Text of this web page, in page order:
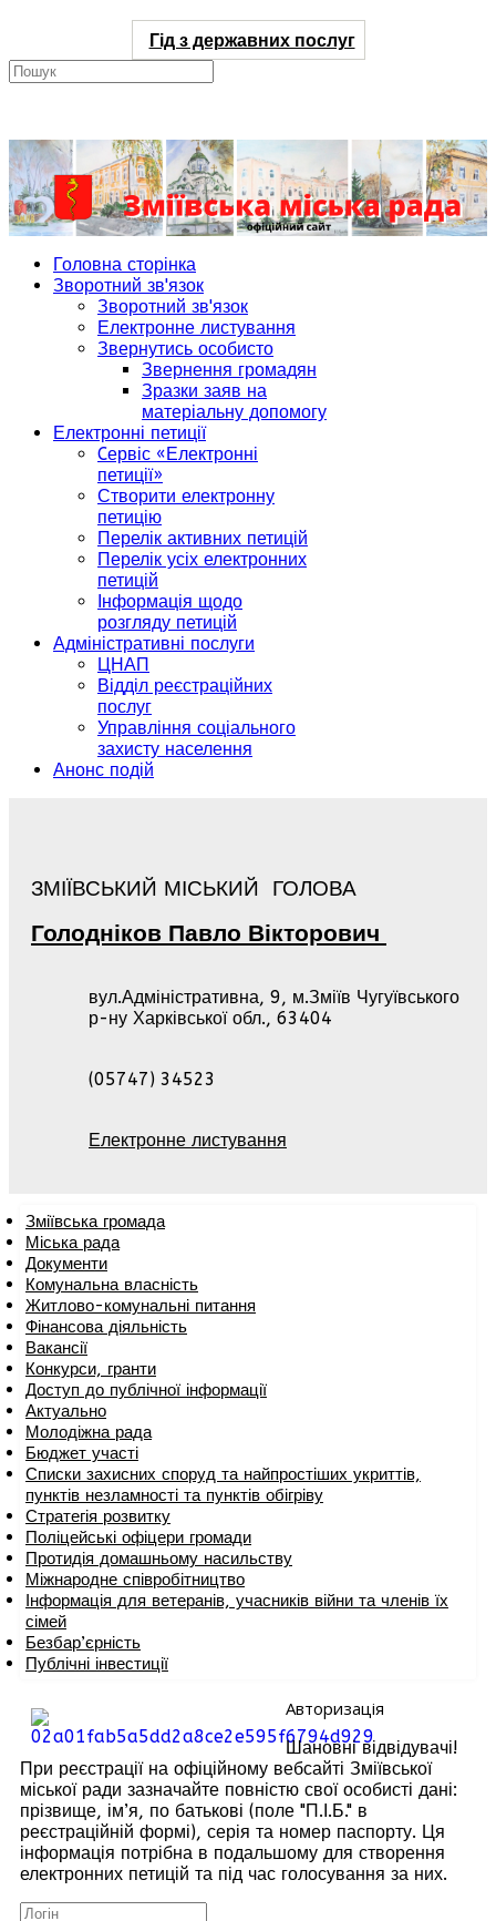
Гід з державних послуг
Головна сторінка
Зворотний зв'язок
Зворотний зв'язок
Електронне листування
Звернутись особисто
Звернення громадян
Зразки заяв на
матеріальну допомогу
Електронні петиції
Cервіс «Електронні
петиції»
Створити електронну
петицію
Перелік активних петицій
Перелік усіх електронних
петицій
Інформація щодо
розгляду петицій
Адміністративні послуги
ЦНАП
Відділ реєстраційних
послуг
Управління соціального
захисту населення
Анонс подій
ЗМІЇВСЬКИЙ МІСЬКИЙ ГОЛОВА
Голодніков Павло Вікторович
вул.Адміністративна, 9, м.Зміїв Чугуївського
р-ну Харківської обл., 63404
(05747) 34523
Електронне листування
Зміївська громада
Міська рада
Документи
Комунальна власність
Житлово-комунальні питання
Фінансова діяльність
Вакансії
Конкурси, гранти
Доступ до публічної інформації
Актуально
Молодіжна рада
Бюджет участі
Списки захисних споруд та найпростіших укриттів,
пунктів незламності та пунктів обігріву
Стратегія розвитку
Поліцейські офіцери громади
Протидія домашньому насильству
Міжнародне співробітництво
Інформація для ветеранів, учасників війни та членів їх
сімей
Безбар’єрність
Публічні інвестиції
Авторизація
Шановні відвідувачі!
При реєстрації на офіційному вебсайті Зміївської
міської ради зазначайте повністю свої особисті дані:
прізвище, ім’я, по батькові (поле "П.І.Б." в
реєстраційній формі), серія та номер паспорту. Ця
інформація потрібна в подальшому для створення
електронних петицій та під час голосування за них.